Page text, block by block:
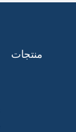
منتجات